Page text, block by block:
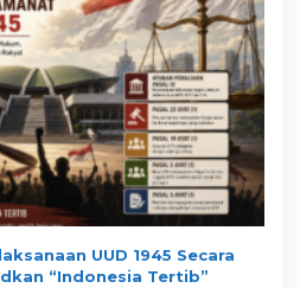
UUD 1945 Secara
“Indonesia Tertib”